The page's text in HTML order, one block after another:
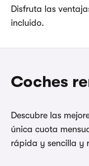
Disfruta las
incluido.
Coches
Descubre las
única cuota
rápida y sencilla y